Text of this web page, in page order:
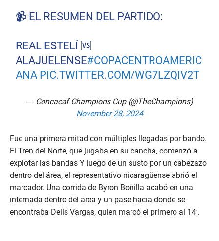
📹 EL RESUMEN DEL PARTIDO:
REAL ESTELÍ 🆚
ALAJUELENSE#COPACENTROAMERIC
ANA PIC.TWITTER.COM/WG7LZQIV2T
— Concacaf Champions Cup (@TheChampions)
November 28, 2024
Fue una primera mitad con múltiples llegadas por bando.
El Tren del Norte, que jugaba en su cancha, comenzó a
explotar las bandas Y luego de un susto por un cabezazo
dentro del área, el representativo nicaragüense abrió el
marcador. Una corrida de Byron Bonilla acabó en una
internada dentro del área y un pase hacia donde se
encontraba Delis Vargas, quien marcó el primero al 14′.